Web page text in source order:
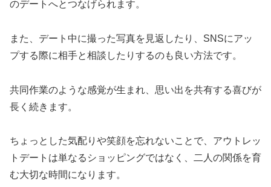
のデートへとつなげられます。
また、デート中に撮った写真を見返したり、SNSにアッ
プする際に相手と相談したりするのも良い方法です。
共同作業のような感覚が生まれ、思い出を共有する喜びが
長く続きます。
ちょっとした気配りや笑顔を忘れないことで、アウトレッ
トデートは単なるショッピングではなく、二人の関係を育
む大切な時間になります。